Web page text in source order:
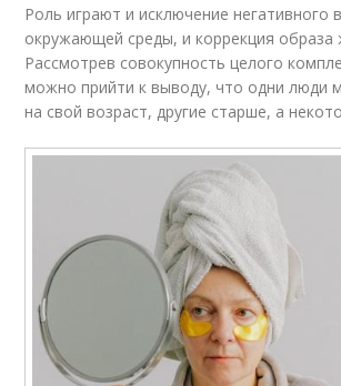
Роль играют и исключение негативного
окружающей среды, и коррекция образа
Рассмотрев совокупность целого
можно прийти к выводу, что одни люди
на свой возраст, другие старше, а